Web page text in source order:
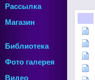
Рассылка
Магазин
Библиотека
Фото галерея
Видео